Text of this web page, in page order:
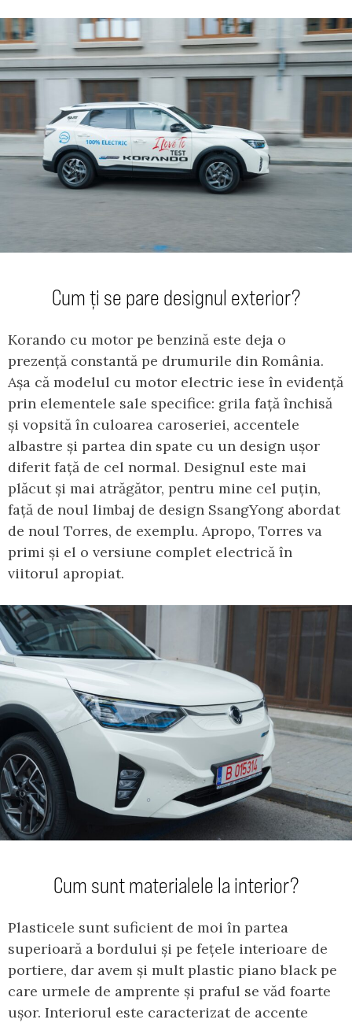
Cum ți se pare designul exterior?
Korando cu motor pe benzină este deja o
prezență constantă pe drumurile din România.
Așa că modelul cu motor electric iese în evidență
prin elementele sale specifice: grila față închisă
și vopsită în culoarea caroseriei, accentele
albastre și partea din spate cu un design ușor
diferit față de cel normal. Designul este mai
plăcut și mai atrăgător, pentru mine cel puțin,
față de noul limbaj de design SsangYong abordat
de noul Torres, de exemplu. Apropo, Torres va
primi și el o versiune complet electrică în
viitorul apropiat.
Cum sunt materialele la interior?
Plasticele sunt suficient de moi în partea
superioară a bordului și pe fețele interioare de
portiere, dar avem și mult plastic piano black pe
care urmele de amprente și praful se văd foarte
ușor. Interiorul este caracterizat de accente